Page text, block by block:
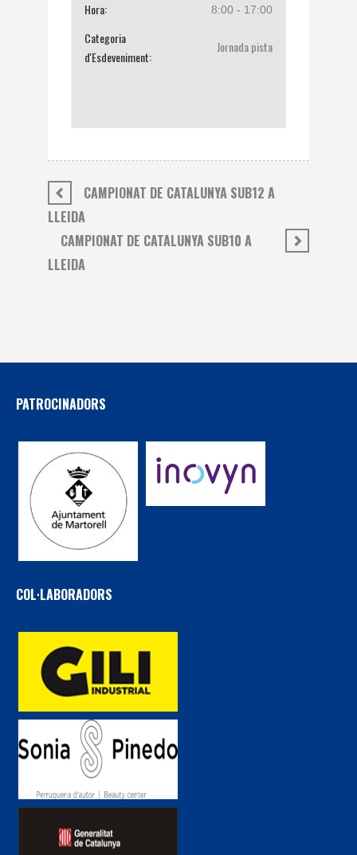
Hora: 8:00 - 17:00
Categoria
d'Esdeveniment:
Jornada pista
CAMPIONAT DE CATALUNYA SUB12 A
LLEIDA
CAMPIONAT DE CATALUNYA SUB10 A
LLEIDA
PATROCINADORS
COL·LABORADORS